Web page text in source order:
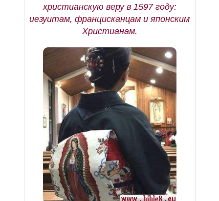
христианскую веру в 1597 году:
иезуитам, францисканцам и японским
Христианам.